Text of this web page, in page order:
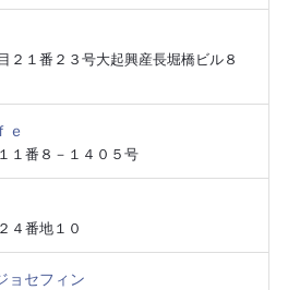
２１番２３号大起興産長堀橋ビル８
ｅ
１番８－１４０５号
４番地１０
ョセフィン